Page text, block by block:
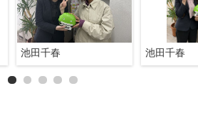
池田千春 池田千春